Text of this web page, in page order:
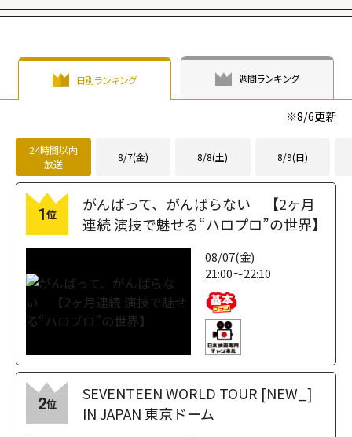
日別ランキング 週間ランキング
※8/6更新
24時間以内
放送
8/7(金) 8/8(土) 8/9(日)
1位
がんばって、がんばらない 【2ヶ月
連続 演技で魅せる“ハロプロ”の世界】
08/07(金)
21:00～22:10
2位
SEVENTEEN WORLD TOUR [NEW_]
IN JAPAN 東京ドーム